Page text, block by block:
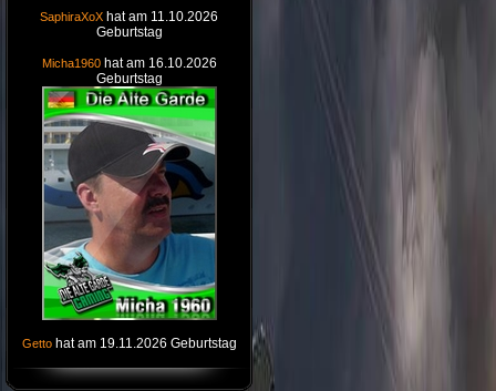
SaphiraXoX hat am 11.10.2026
Geburtstag
Micha1960 hat am 16.10.2026
Geburtstag
Getto hat am 19.11.2026 Geburtstag